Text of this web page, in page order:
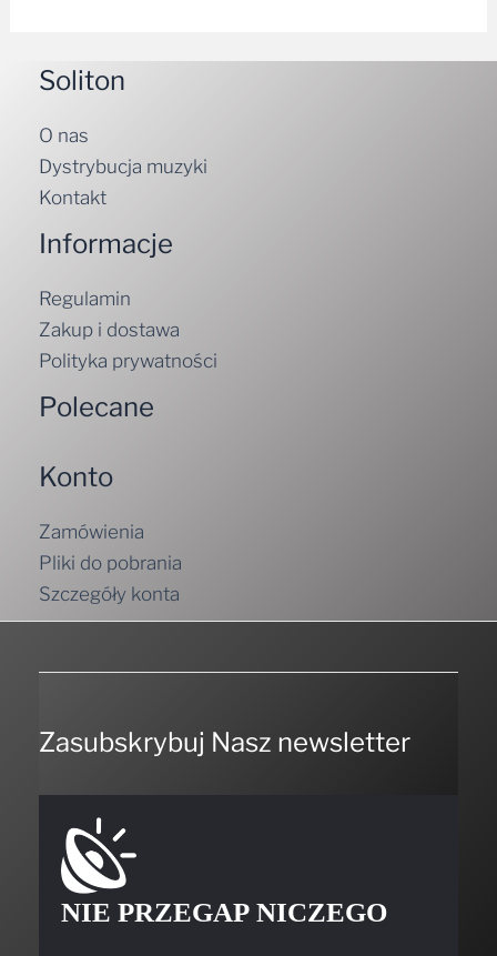
Soliton
O nas
Dystrybucja muzyki
Kontakt
Informacje
Regulamin
Zakup i dostawa
Polityka prywatności
Polecane
Konto
Zamówienia
Pliki do pobrania
Szczegóły konta
Zasubskrybuj Nasz newsletter
NIE PRZEGAP NICZEGO